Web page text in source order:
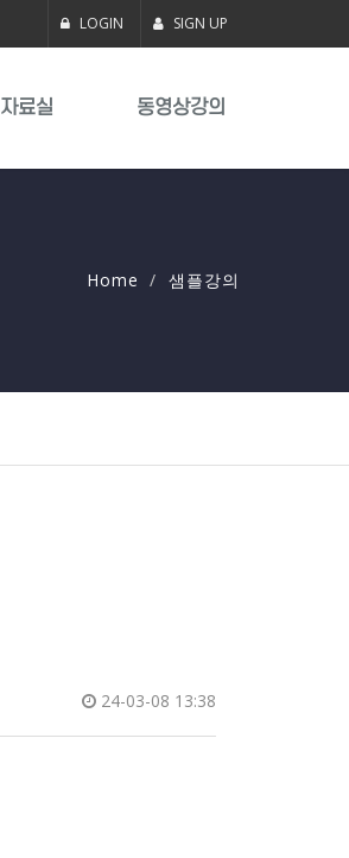
LOGIN SIGN UP
자료실 동영상강의
Home 샘플강의
24-03-08 13:38